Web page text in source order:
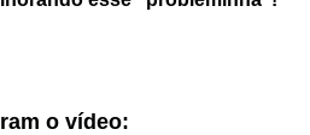
o vídeo: